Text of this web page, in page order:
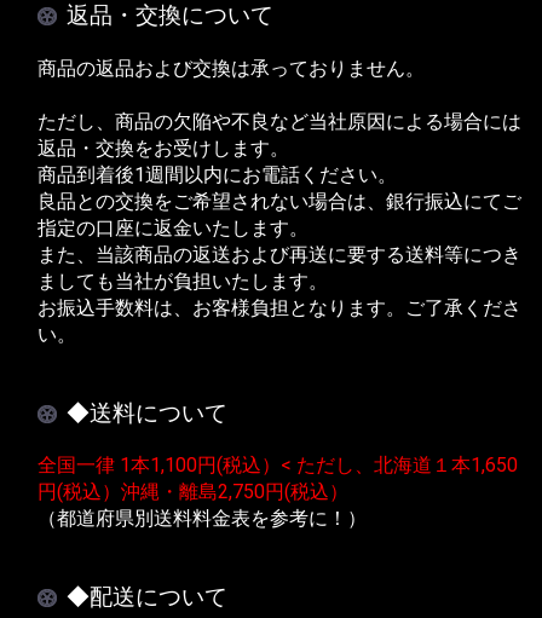
返品・交換について
商品の返品および交換は承っておりません。
ただし、商品の欠陥や不良など当社原因による場合には
返品・交換をお受けします。
商品到着後1週間以内にお電話ください。
良品との交換をご希望されない場合は、銀行振込にてご
指定の口座に返金いたします。
また、当該商品の返送および再送に要する送料等につき
ましても当社が負担いたします。
お振込手数料は、お客様負担となります。ご了承くださ
い。
◆送料について
全国一律 1本1,100円(税込）< ただし、北海道１本1,650
円(税込）沖縄・離島2,750円(税込）
（都道府県別送料料金表を参考に！）
◆配送について